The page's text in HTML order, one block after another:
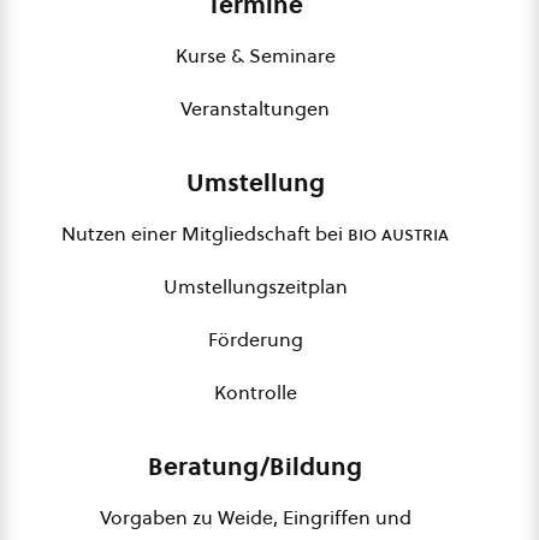
Kurse & Seminare
Veranstaltungen
Umstellung
Nutzen einer Mitgliedschaft bei bio austria
Umstellungszeitplan
Förderung
Kontrolle
Beratung/Bildung
Vorgaben zu Weide, Eingriffen und